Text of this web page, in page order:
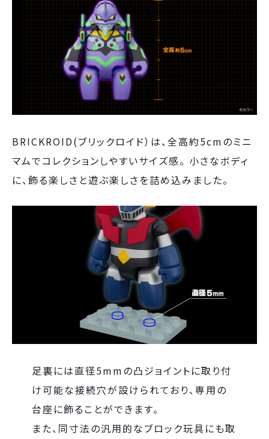
BRICKROID(ブリックロイド）は、全高約5cmのミニ
マムでコレクションしやすいサイズ感。 小さなボディ
に、飾る楽しさと遊ぶ楽しさを詰め込みました。
足裏には直径5mmの凸ジョイントに取り付
け可能な接続穴が設けられており、専用の
台座に飾ることができます。
また、同寸法の汎用的なブロック玩具にも取